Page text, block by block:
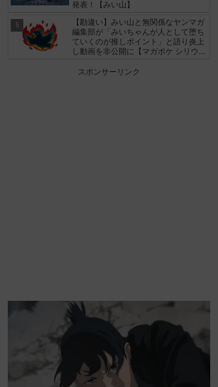
発表！【みい山】
【勘違い】みい山と無関係なヤンマガ
編集部が「みいちゃんが人として堕ち
ていくのが推しポイント」と語り炎上
し動画を非公開に【マガポケ シリウ
スポンサーリンク